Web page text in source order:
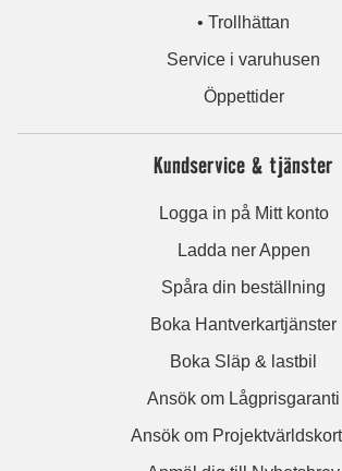
• Trollhättan
Service i varuhusen
Öppettider
Kundservice & tjänster
Logga in på Mitt konto
Ladda ner Appen
Spåra din beställning
Boka Hantverkartjänster
Boka Släp & lastbil
Ansök om Lågprisgaranti
Ansök om